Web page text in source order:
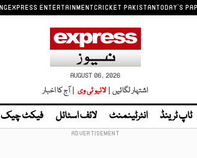
EXPRESS ENTERTAINMENTCRICKET PAKISTANTODAY'S
AUGUST 06, 2026
اشتہار لگائیں | لائیو ٹی وی | آج کا اخبار
ٹاپ ٹرینڈ انٹرٹینمنٹ لائف اسٹائل فیکٹ چیک